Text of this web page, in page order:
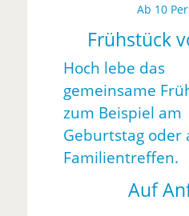
Ab 10
Frühstück
Hoch lebe das
gemeinsame
zum Beispiel am
Geburtstag oder
Familientreffen.
Auf